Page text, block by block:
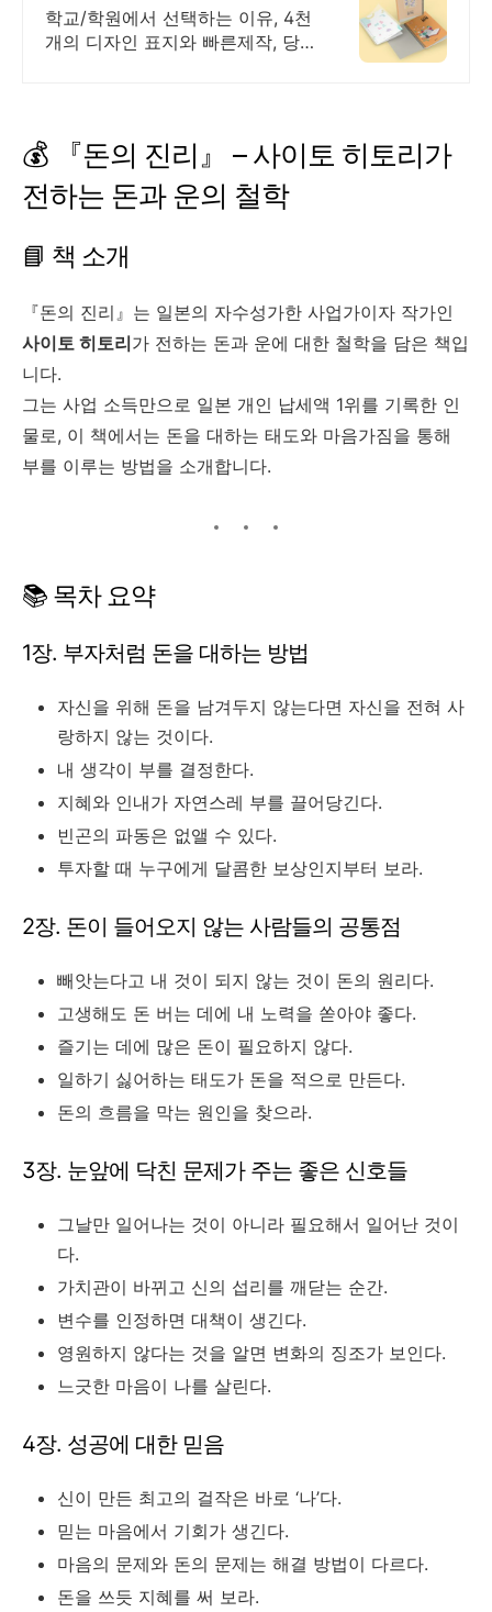
인쇄물 수출입 지원
학교/학원에서 선택하는 이유, 4천
개의 디자인 표지와 빠른제작, 당
💰 『돈의 진리』 – 사이토 히토리가
전하는 돈과 운의 철학
📘 책 소개
『돈의 진리』는 일본의 자수성가한 사업가이자 작가인
사이토 히토리가 전하는 돈과 운에 대한 철학을 담은 책입
니다.
그는 사업 소득만으로 일본 개인 납세액 1위를 기록한 인
물로, 이 책에서는 돈을 대하는 태도와 마음가짐을 통해
부를 이루는 방법을 소개합니다.
📚 목차 요약
1장. 부자처럼 돈을 대하는 방법
자신을 위해 돈을 남겨두지 않는다면 자신을 전혀 사
랑하지 않는 것이다.
내 생각이 부를 결정한다.
지혜와 인내가 자연스레 부를 끌어당긴다.
빈곤의 파동은 없앨 수 있다.
투자할 때 누구에게 달콤한 보상인지부터 보라.
2장. 돈이 들어오지 않는 사람들의 공통점
빼앗는다고 내 것이 되지 않는 것이 돈의 원리다.
고생해도 돈 버는 데에 내 노력을 쏟아야 좋다.
즐기는 데에 많은 돈이 필요하지 않다.
일하기 싫어하는 태도가 돈을 적으로 만든다.
돈의 흐름을 막는 원인을 찾으라.
3장. 눈앞에 닥친 문제가 주는 좋은 신호들
그날만 일어나는 것이 아니라 필요해서 일어난 것이
다.
가치관이 바뀌고 신의 섭리를 깨닫는 순간.
변수를 인정하면 대책이 생긴다.
영원하지 않다는 것을 알면 변화의 징조가 보인다.
느긋한 마음이 나를 살린다.
4장. 성공에 대한 믿음
신이 만든 최고의 걸작은 바로 ‘나’다.
믿는 마음에서 기회가 생긴다.
마음의 문제와 돈의 문제는 해결 방법이 다르다.
돈을 쓰듯 지혜를 써 보라.